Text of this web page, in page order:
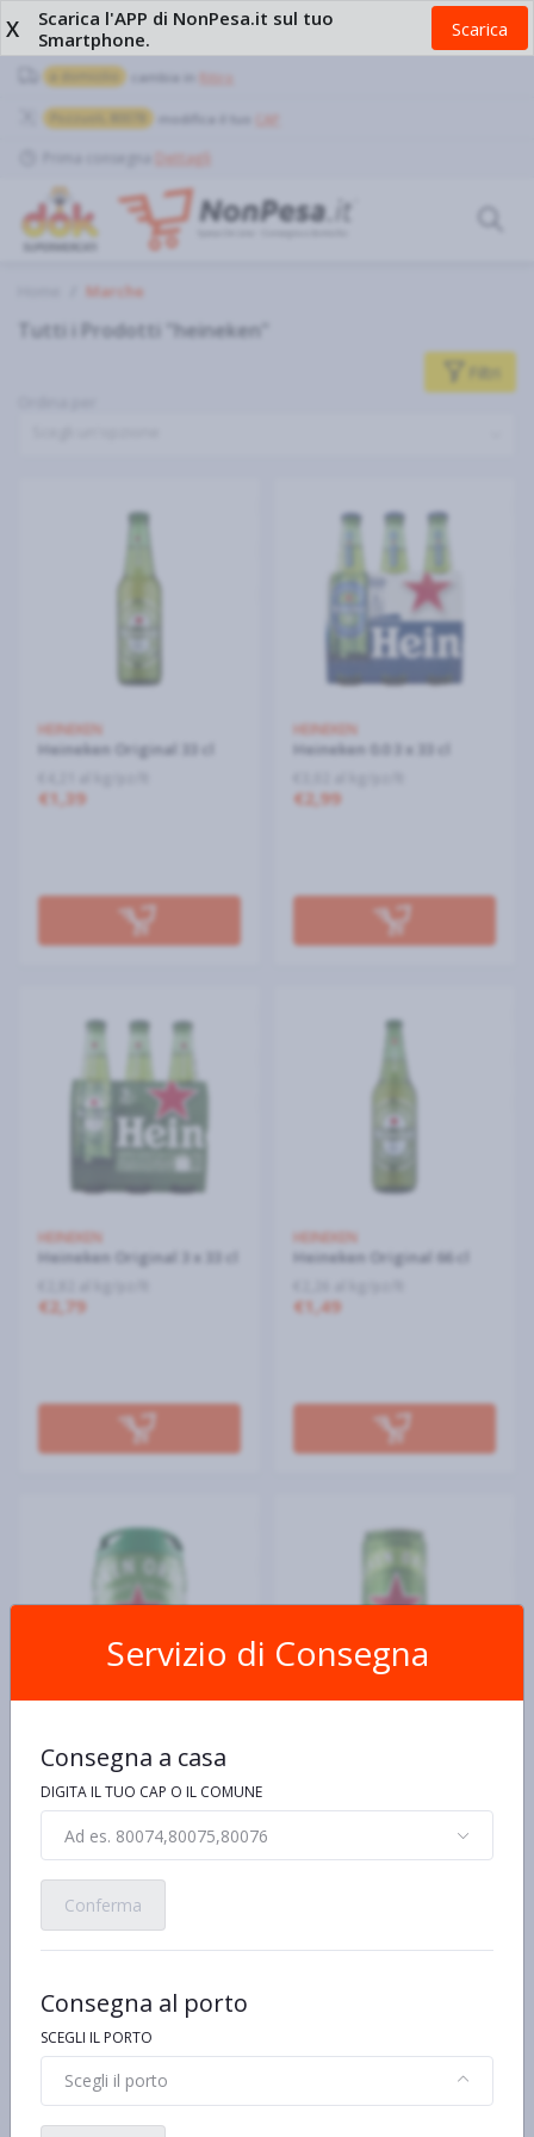
X
Scarica l'APP di NonPesa.it sul tuo
Smartphone.
Scarica
cambia in Ritiro
CAP
Dettagli
Marche
Tutti i Prodotti "heineken"
Filtri
HEINEKEN
Heineken Original 33 cl
€1,39
HEINEKEN
Heineken 0.0 3 x 33 cl
€2,99
HEINEKEN
Heineken Original 3 x 33 cl
€2,79
HEINEKEN
Heineken Original 66 cl
€1,49
HEINEKEN
Heineken 5 L
€3,98 al kg/pz/lt
€19,90 €3,03 al kg/pz/lt
Servizio di Consegna
Consegna a casa
DIGITA IL TUO CAP O IL COMUNE
Ad es. 80074,80075,80076
Conferma
Consegna al porto
SCEGLI IL PORTO
Scegli il porto